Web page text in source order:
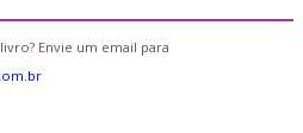
Envie um email para